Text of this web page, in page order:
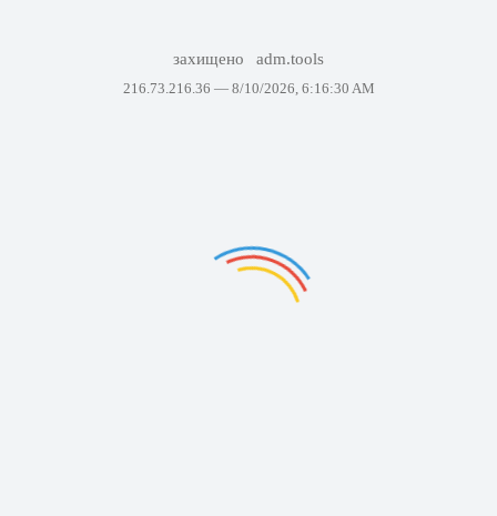
захищено adm.tools
216.73.216.36 — 8/10/2026, 6:16:30 AM